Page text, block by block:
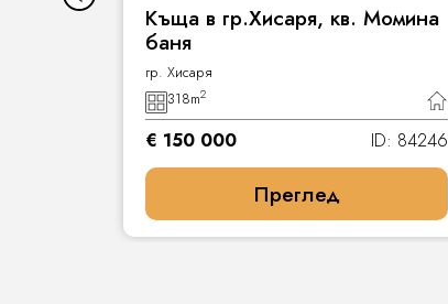
Къща в гр.Хисаря, кв. Момина
баня
гр. Хисаря
318m2
€ 150 000 ID: 84246
Преглед